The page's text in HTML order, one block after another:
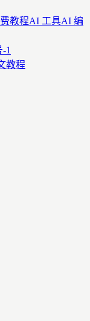
教程AI 工具AI 编
1
教程